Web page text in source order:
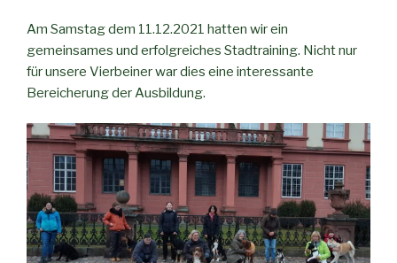
Am Samstag dem 11.12.2021 hatten wir ein
gemeinsames und erfolgreiches Stadtraining. Nicht nur
für unsere Vierbeiner war dies eine interessante
Bereicherung der Ausbildung.